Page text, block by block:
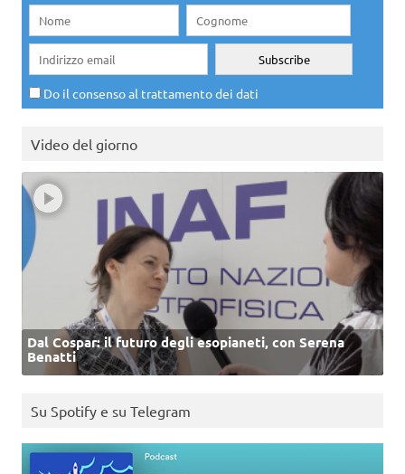
Do il consenso al trattamento dei dati
Video del giorno
Dal Cospar: il futuro degli esopianeti, con Serena
Benatti
Su Spotify e su Telegram